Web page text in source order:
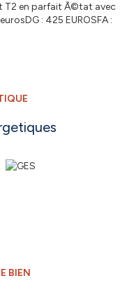
T2 en parfait Ã©tat avec
: 425 EUROSFA :
BIEN